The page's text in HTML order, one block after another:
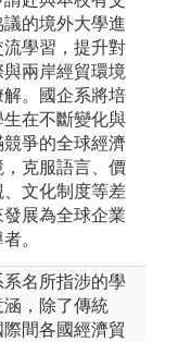
議的境外大學進
流學習，提升對
與兩岸經貿環境
解。國企系將培
生在不斷變化與
競爭的全球經濟
，克服語言、價
、文化制度等差
發展為全球企業
。
系名所指涉的學
涵，除了傳統
際間各國經濟貿